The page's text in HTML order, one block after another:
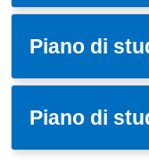
Piano di
Piano di